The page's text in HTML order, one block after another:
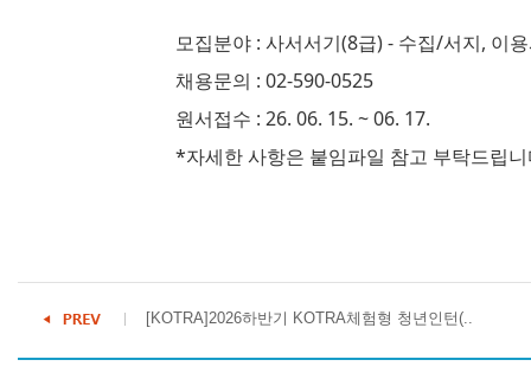
모집분야 : 사서서기(8급) - 수집/서지, 이
채용문의 : 02-590-0525
원서접수 : 26. 06. 15. ~ 06. 17.
*자세한 사항은 붙임파일 참고 부탁드립
[KOTRA]2026하반기 KOTRA체험형 청년인턴(..